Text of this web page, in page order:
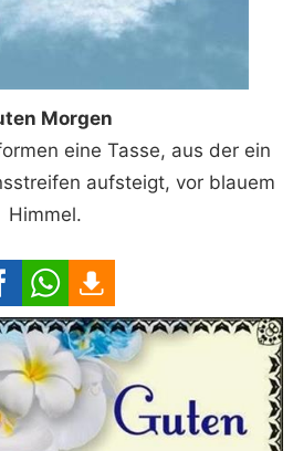
Morgen
eine Tasse, aus der ein
aufsteigt, vor blauem
Himmel.